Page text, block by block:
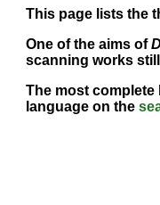
This page lists the
One of the aims of
scanning works
The most
language on the